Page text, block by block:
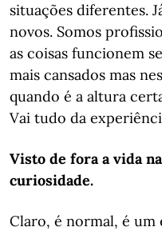
situações diferentes.
novos. Somos
as coisas funcionem
mais cansados mas
quando é a altura
Vai tudo da
Visto de fora a vida
curiosidade.
Claro, é normal, é um